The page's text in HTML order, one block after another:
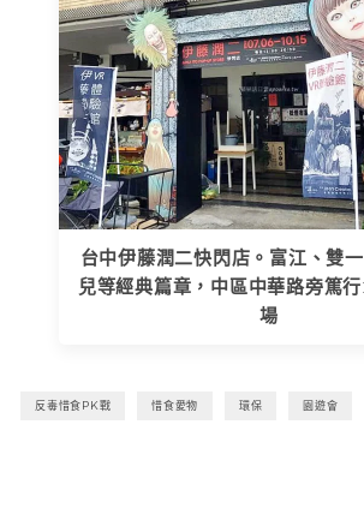
台中伊藤潤二快閃店。富江、雙
兒等經典篇章，中區中華路旁篤
場
反毒惜食PK戰 惜食愛物 環保 園遊會